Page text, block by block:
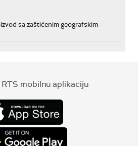
sa zaštićenim geografskim
mobilnu aplikaciju